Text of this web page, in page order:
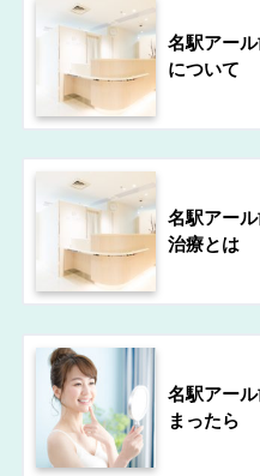
名駅アー
について
名駅アー
治療とは
名駅アー
まったら